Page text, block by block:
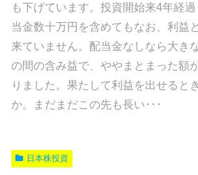
も下げています。投資開始来4年経
当金数十万円を含めてもなお、利益
来ていません。配当金なしなら大き
の間の含み益で、ややまとまった額
りました。果たして利益を出せると
か。まだまだこの先も長い･･･
日本株投資